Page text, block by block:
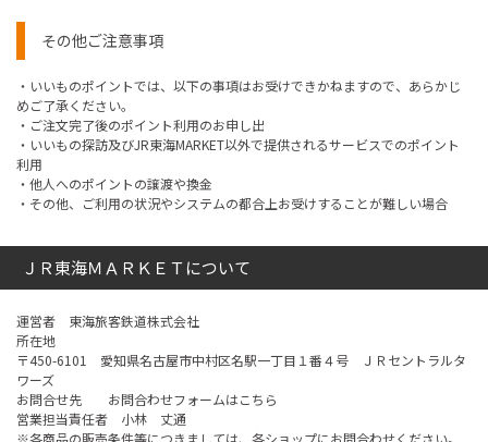
その他ご注意事項
・いいものポイントでは、以下の事項はお受けできかねますので、あらかじ
めご了承ください。
・ご注文完了後のポイント利用のお申し出
・いいもの探訪及びJR東海MARKET以外で提供されるサービスでのポイント
利用
・他人へのポイントの譲渡や換金
・その他、ご利用の状況やシステムの都合上お受けすることが難しい場合
ＪＲ東海ＭＡＲＫＥＴについて
運営者 東海旅客鉄道株式会社
所在地
〒450-6101 愛知県名古屋市中村区名駅一丁目１番４号 ＪＲセントラルタ
ワーズ
お問合せ先 お問合わせフォームはこちら
営業担当責任者 小林 丈通
※各商品の販売条件等につきましては、各ショップにお問合わせください。